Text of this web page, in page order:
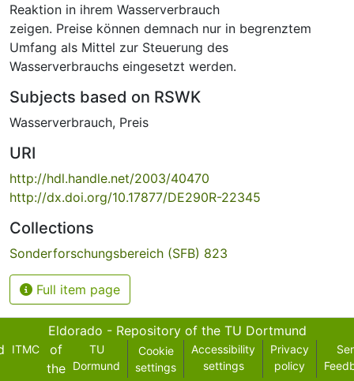
Reaktion in ihrem Wasserverbrauch
zeigen. Preise können demnach nur in begrenztem
Umfang als Mittel zur Steuerung des
Wasserverbrauchs eingesetzt werden.
Subjects based on RSWK
Wasserverbrauch, Preis
URI
http://hdl.handle.net/2003/40470
http://dx.doi.org/10.17877/DE290R-22345
Collections
Sonderforschungsbereich (SFB) 823
Full item page
Eldorado - Repository of the TU Dortmund
ITMC
of
the
TU
Dormund
Cookie
settings
Accessibility
settings
Privacy
policy